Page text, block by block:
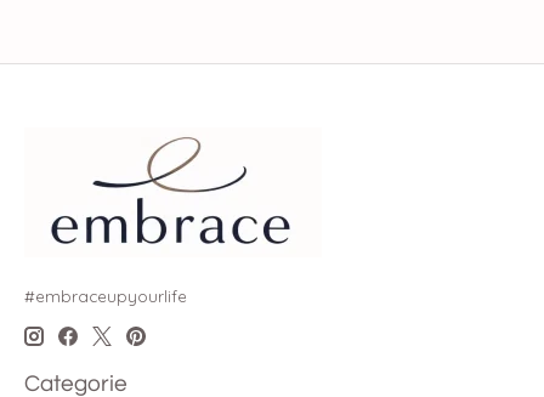
#embraceupyourlife
Categorie